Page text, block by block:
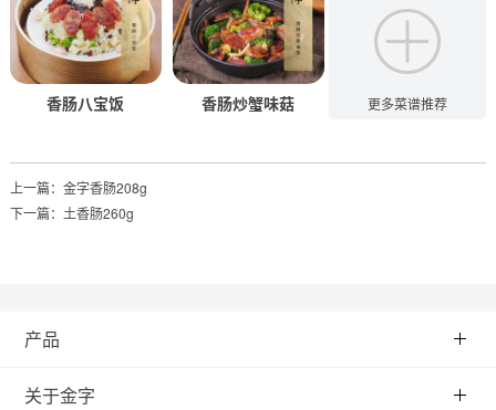
香肠八宝饭 香肠炒蟹味菇 香肠炒四季豆
更多菜谱推荐
上一篇： 金字香肠208g
下一篇： 土香肠260g
产品
关于金字